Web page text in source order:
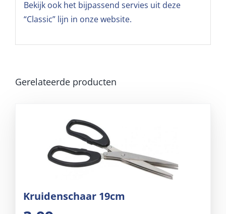
Bekijk ook het bijpassend servies uit deze
“Classic” lijn in onze website.
Gerelateerde producten
Kruidenschaar 19cm